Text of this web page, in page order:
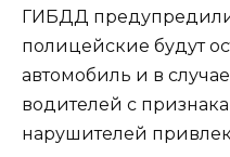
ГИБДД
полицейские будут
автомобиль и в
водителей с
нарушителей